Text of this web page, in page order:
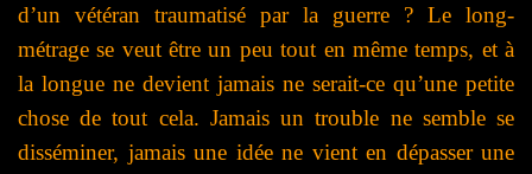
d’un vétéran traumatisé par la guerre ? Le long-
métrage se veut être un peu tout en même temps, et à
la longue ne devient jamais ne serait-ce qu’une petite
chose de tout cela. Jamais un trouble ne semble se
disséminer, jamais une idée ne vient en dépasser une